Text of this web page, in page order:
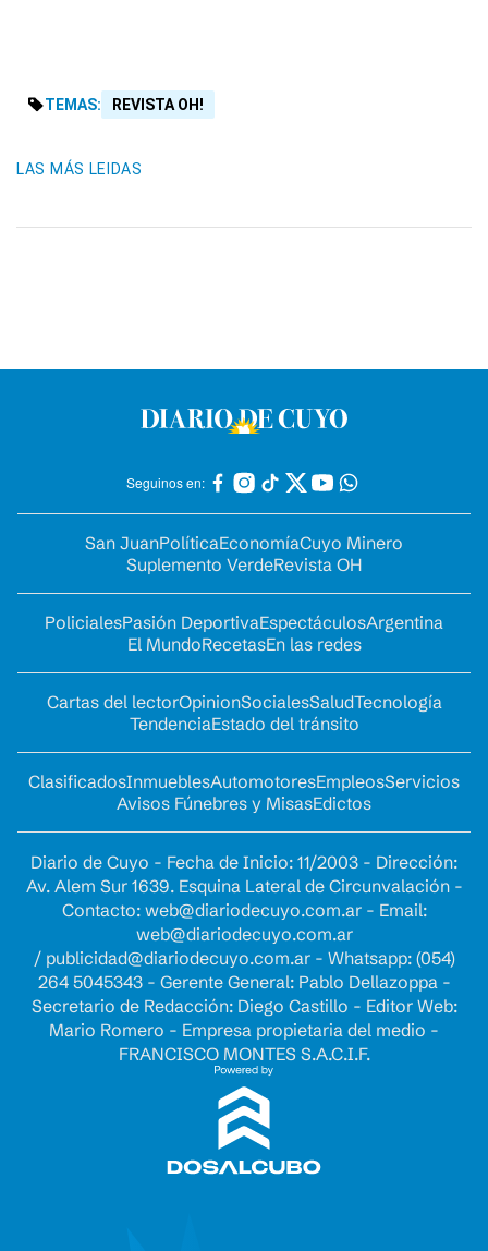
TEMAS: REVISTA OH!
LAS MÁS LEIDAS
Seguinos en:
San JuanPolíticaEconomíaCuyo Minero
Suplemento VerdeRevista OH
PolicialesPasión DeportivaEspectáculosArgentina
El MundoRecetasEn las redes
Cartas del lectorOpinionSocialesSaludTecnología
TendenciaEstado del tránsito
ClasificadosInmueblesAutomotoresEmpleosServicios
Avisos Fúnebres y MisasEdictos
Diario de Cuyo - Fecha de Inicio: 11/2003 - Dirección:
Av. Alem Sur 1639. Esquina Lateral de Circunvalación -
Contacto: web@diariodecuyo.com.ar- Email:
web@diariodecuyo.com.ar
/ publicidad@diariodecuyo.com.ar- Whatsapp: (054)
264 5045343 - Gerente General: Pablo Dellazoppa -
Secretario de Redacción: Diego Castillo - Editor Web:
Mario Romero - Empresa propietaria del medio -
FRANCISCO MONTES S.A.C.I.F.